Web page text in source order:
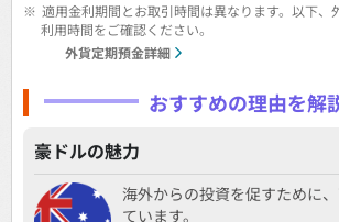
※ 適用金利期間とお取引時間は異なります。以下、
利用時間をご確認ください。
外貨定期預金詳細
おすすめの理由を解
豪ドルの魅力
海外からの投資を促すために
ています。